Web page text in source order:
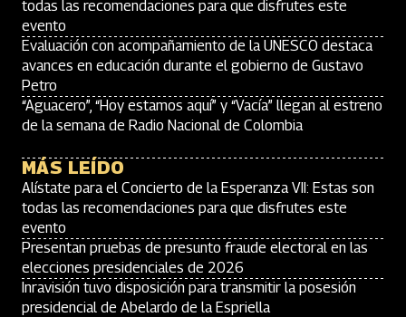
todas las recomendaciones para que disfrutes este
evento
Evaluación con acompañamiento de la UNESCO destaca
avances en educación durante el gobierno de Gustavo
Petro
“Aguacero”, “Hoy estamos aquí” y “Vacía” llegan al estreno
de la semana de Radio Nacional de Colombia
MÁS LEÍDO
Alístate para el Concierto de la Esperanza VII: Estas son
todas las recomendaciones para que disfrutes este
evento
Presentan pruebas de presunto fraude electoral en las
elecciones presidenciales de 2026
Inravisión tuvo disposición para transmitir la posesión
presidencial de Abelardo de la Espriella